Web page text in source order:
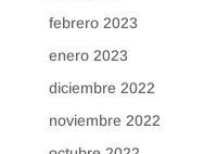
febrero 2023
enero 2023
diciembre 2022
noviembre 2022